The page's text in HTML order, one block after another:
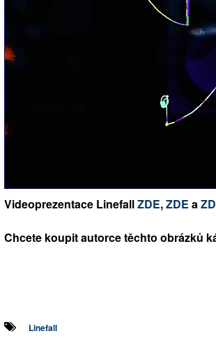
Videoprezentace LinefallZDE,ZDE a
Chcete koupit autorce těchto obrázků
Linefall